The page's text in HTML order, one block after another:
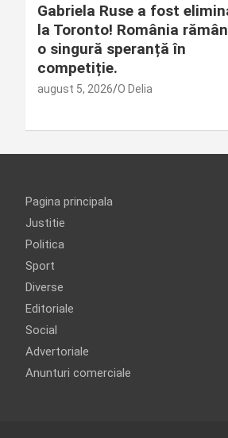
Gabriela Ruse a fost
la Toronto! România
o singură speranță în
competiție.
august 5, 2026 O Delia
Pagina principala
Justitie
Politica
Sport
Diverse
Editoriale
Social
Advertoriale
Anunturi comerciale